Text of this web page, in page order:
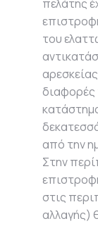
πελάτης
του
διαφορές
από την
Στην
στις
αλλαγής)